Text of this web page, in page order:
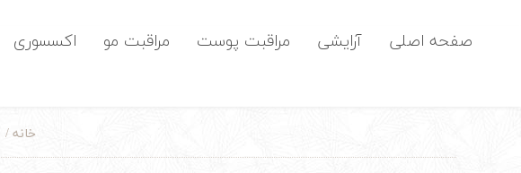
صفحه اصلی آرایشی مراقبت پوست مراقبت مو اکسسوری
خانه /